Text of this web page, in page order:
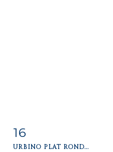
16
URBINO PLAT ROND...